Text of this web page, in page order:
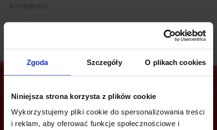
Zgoda Szczegóły O plikach cookies
Niniejsza strona korzysta z plików cookie
Wykorzystujemy pliki cookie do spersonalizowania treści
i reklam, aby oferować funkcje społecznościowe i
kondygnacji.
Jesteś zainteresowany tą ofertą?